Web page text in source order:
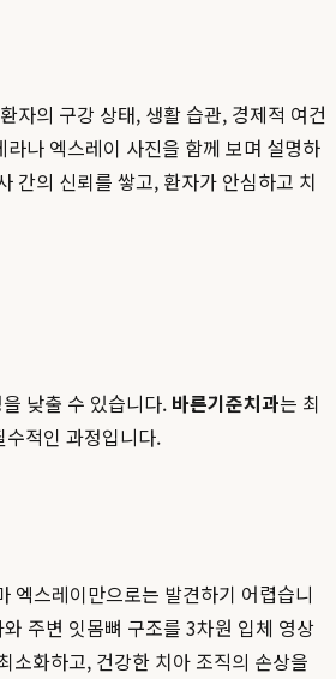
자의 구강 상태, 생활 습관, 경제적 여건
나 엑스레이 사진을 함께 보며 설명하
간의 신뢰를 쌓고, 환자가 안심하고 치
낮출 수 있습니다. 바른기준치과는 최
적인 과정입니다.
엑스레이만으로는 발견하기 어렵습니
주변 잇몸뼈 구조를 3차원 입체 영상
소화하고, 건강한 치아 조직의 손상을